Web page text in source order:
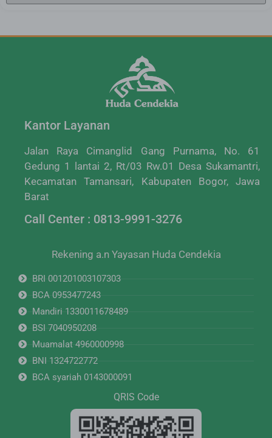
Kantor Layanan
Jalan Raya Cimanglid Gang Purnama, No. 61
Gedung 1 lantai 2, Rt/03 Rw.01 Desa Sukamantri,
Kecamatan Tamansari, Kabupaten Bogor, Jawa
Barat
Call Center : 0813-9991-3276
Rekening a.n Yayasan Huda Cendekia
BRI 001201003107303
BCA 0953477243
Mandiri 1330011678489
BSI 7040950208
Muamalat 4960000998
BNI 1324722772
BCA syariah 0143000091
QRIS Code